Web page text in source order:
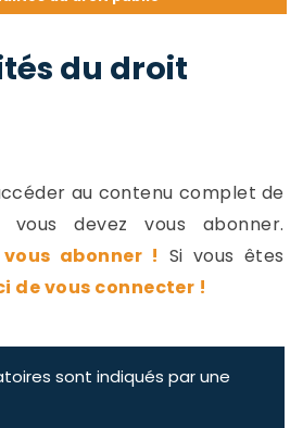
Droit pénal---
Droit privé ---
Abonnement aux actualités
du droit
au contenu complet de
vous devez vous abonner.
abonner ! Si vous êtes
de vous connecter !
sont indiqués par une